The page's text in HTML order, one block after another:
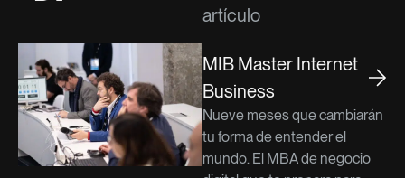
artículo
MIB Master Internet
Business
Nueve meses que cambiarán
tu forma de entender el
mundo. El MBA de negocio